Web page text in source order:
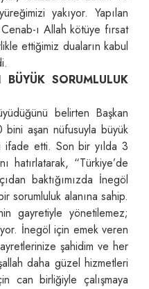
yakıyor. Yapılan
ı Allah kötüye fırsat
ettiğimiz duaların kabul
SORUMLULUK
belirten Başkan
aşan nüfusuyla büyük
ifade etti. Son bir yılda 3
hatırlatarak, “Türkiye’de
baktığımızda İnegöl
sorumluluk alanına sahip.
gayretiyle yönetilemez;
İnegöl için emek veren
şahidim ve her
daha güzel hizmetleri
can birliğiyle çalışmaya